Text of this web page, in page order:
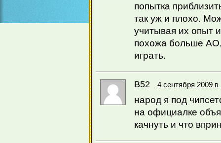
попытка
так уж и плохо.
учитывая их опыт
похожа больше
играть.
B52 4 сентября 2009 в
народ я под
на официалке
качнуть и что